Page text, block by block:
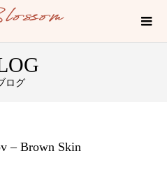
ログ
– Brown Skin